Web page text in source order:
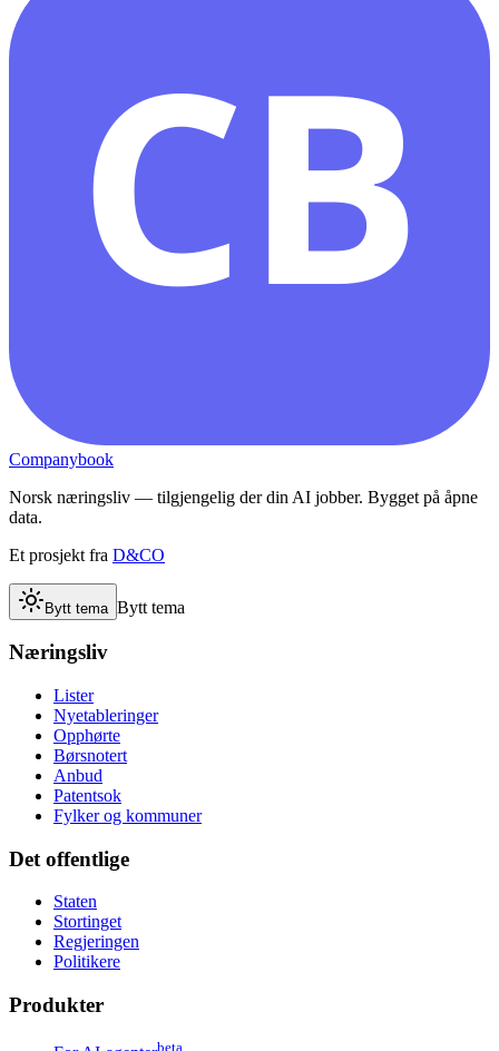
CB
Companybook
Norsk næringsliv — tilgjengelig der din AI jobber. Bygget på åpne
data.
Et prosjekt fra D&CO
Bytt tema Bytt tema
Næringsliv
Lister
Nyetableringer
Opphørte
Børsnotert
Anbud
Patentsok
Fylker og kommuner
Det offentlige
Staten
Stortinget
Regjeringen
Politikere
Produkter
beta